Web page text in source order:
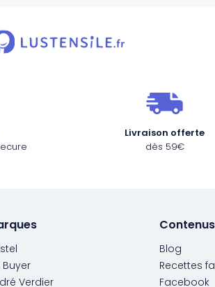
Livraison offerte
dès 59€
Buyer
Verdier
Contenus
Blog
Recettes
Facebook